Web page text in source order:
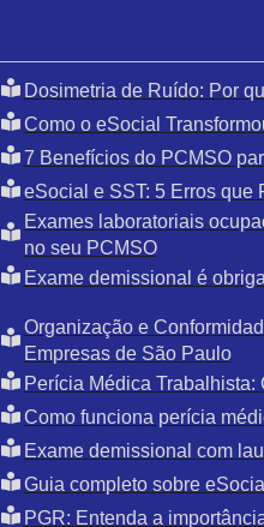
Dosimetria de Ruído: Por
Como o eSocial
7 Benefícios do PCMSO
eSocial e SST: 5 Erros que
Exames laboratoriais
no seu PCMSO
Exame demissional é
Organização e
Empresas de São Paulo
Perícia Médica
Como funciona perícia
Exame demissional com
Guia completo sobre
PGR: Entenda a